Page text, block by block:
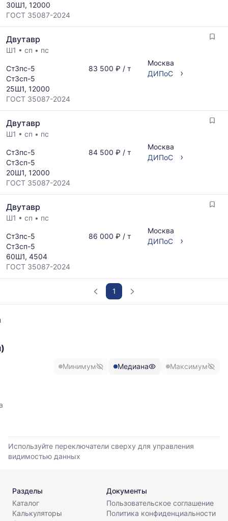
30Ш1, 12000
ГОСТ 35087-2024
Двутавр
Ш1 • сп • пс
Ст3пс-5
Ст3сп-5
25Ш1, 12000
ГОСТ 35087-2024
83 500 ₽ / т
Москва
ДИПоС
›
Двутавр
Ш1 • сп • пс
Ст3пс-5
Ст3сп-5
20Ш1, 12000
ГОСТ 35087-2024
84 500 ₽ / т
Москва
ДИПоС
›
Двутавр
Ш1 • сп • пс
Ст3пс-5
Ст3сп-5
60Ш1, 4504
ГОСТ 35087-2024
86 000 ₽ / т
Москва
ДИПоС
›
1
поставщиков
за
последние
Используйте
динамику,
чтобы
Минимум Медиана Максимум
Используйте переключатели сверху для управления
видимостью данных
Разделы
Каталог
Калькуляторы
Документы
Пользовательское соглашение
Политика конфиденциальности